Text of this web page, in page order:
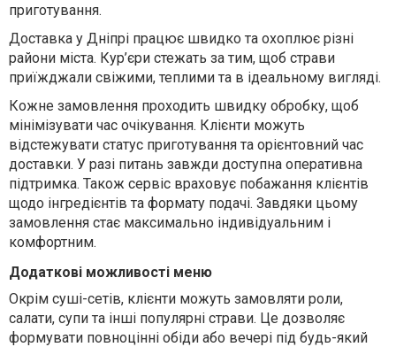
приготування.
Доставка у Дніпрі працює швидко та охоплює різні
райони міста. Кур’єри стежать за тим, щоб страви
приїжджали свіжими, теплими та в ідеальному вигляді.
Кожне замовлення проходить швидку обробку, щоб
мінімізувати час очікування. Клієнти можуть
відстежувати статус приготування та орієнтовний час
доставки. У разі питань завжди доступна оперативна
підтримка. Також сервіс враховує побажання клієнтів
щодо інгредієнтів та формату подачі. Завдяки цьому
замовлення стає максимально індивідуальним і
комфортним.
Додаткові можливості меню
Окрім суші-сетів, клієнти можуть замовляти роли,
салати, супи та інші популярні страви. Це дозволяє
формувати повноцінні обіди або вечері під будь-який